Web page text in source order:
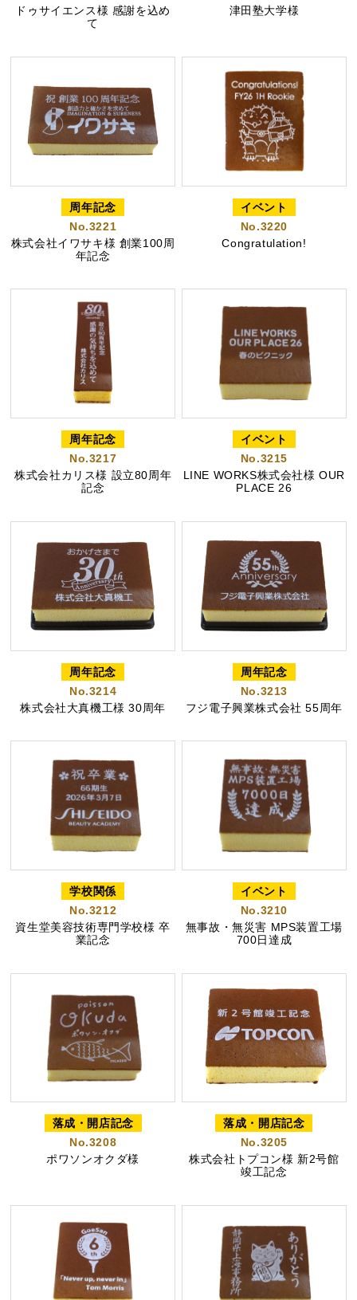
出産内祝カステラ 記念カステラ 長寿のお祝いカステラ
カステラ
静岡茶カステラ
茶）
カステラ巻・三笠山
カステラ巻・三笠山
静岡銘菓
ちゃころん 虎とら
茶どころ
ドゥサイエンス様 感謝を込め
て
津田塾大学様
周年記念
No.3221
株式会社イワサキ様 創業100周
年記念
イベント
No.3220
Congratulation!
周年記念
No.3217
株式会社カリス様 設立80周年
記念
イベント
No.3215
LINE WORKS株式会社様 OUR
PLACE 26
周年記念
No.3214
株式会社大真機工様 30周年
周年記念
No.3213
フジ電子興業株式会社 55周年
学校関係
No.3212
資生堂美容技術専門学校様 卒
業記念
イベント
No.3210
無事故・無災害 MPS装置工場
700日達成
落成・開店記念
No.3208
ポワソンオクダ様
落成・開店記念
No.3205
株式会社トプコン様 新2号館
竣工記念